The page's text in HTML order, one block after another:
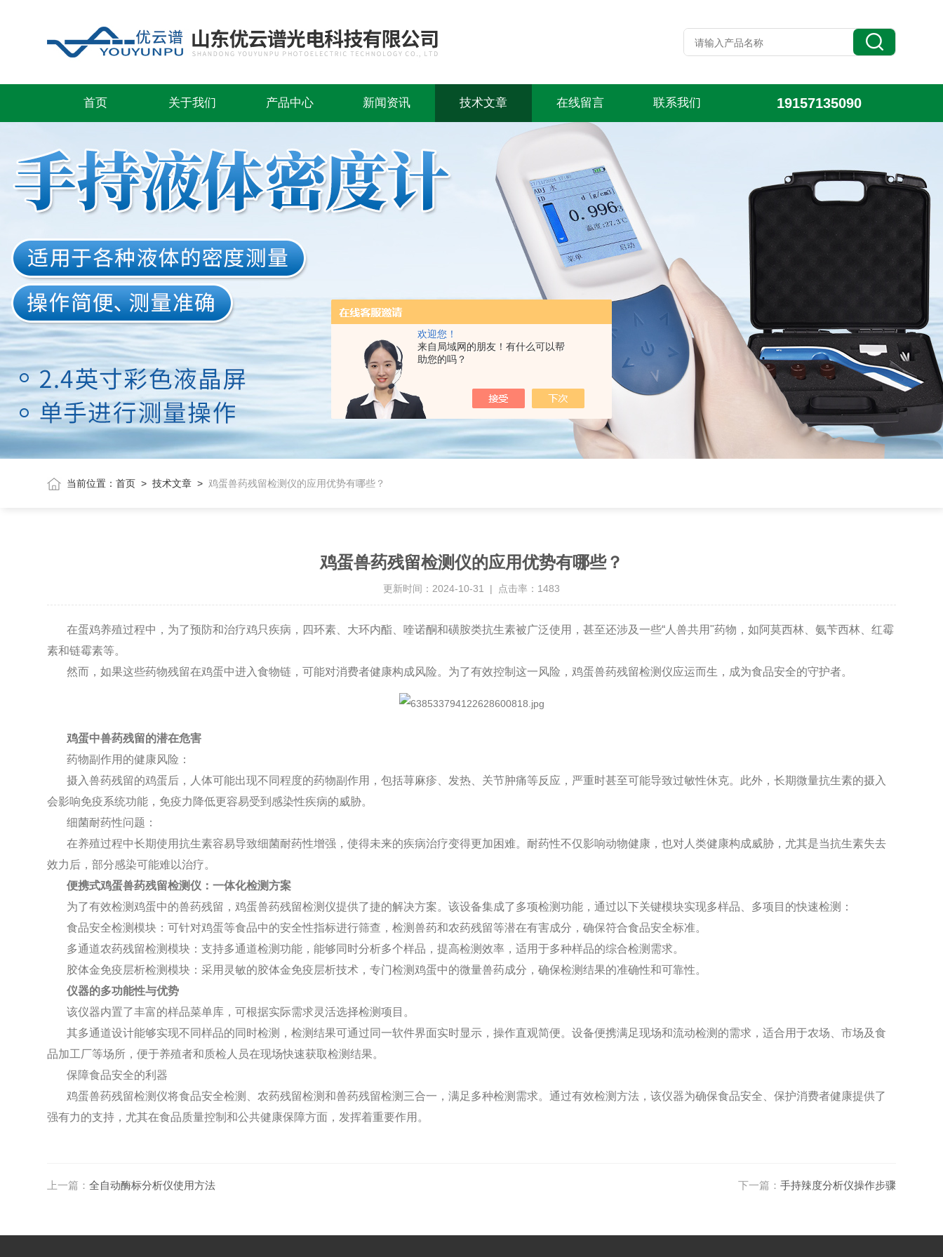
欢迎您！
来自局域网的朋友！有什么可以帮
助您的吗？
首页 关于我们 产品中心 新闻资讯 技术文章 在线留言 联系我们 19157135090
当前位置：首页 >技术文章 > 鸡蛋兽药残留检测仪的应用优势有哪些？
鸡蛋兽药残留检测仪的应用优势有哪些？
更新时间：2024-10-31 | 点击率：1483
在蛋鸡养殖过程中，为了预防和治疗鸡只疾病，四环素、大环内酯、喹诺酮和磺胺类抗生素被广泛使用，甚至还涉及一些“人兽共用"药物，如阿莫西林、氨苄西林、红霉
素和链霉素等。
然而，如果这些药物残留在鸡蛋中进入食物链，可能对消费者健康构成风险。为了有效控制这一风险，鸡蛋兽药残留检测仪应运而生，成为食品安全的守护者。
鸡蛋中兽药残留的潜在危害
药物副作用的健康风险：
摄入兽药残留的鸡蛋后，人体可能出现不同程度的药物副作用，包括荨麻疹、发热、关节肿痛等反应，严重时甚至可能导致过敏性休克。此外，长期微量抗生素的摄入
会影响免疫系统功能，免疫力降低更容易受到感染性疾病的威胁。
细菌耐药性问题：
在养殖过程中长期使用抗生素容易导致细菌耐药性增强，使得未来的疾病治疗变得更加困难。耐药性不仅影响动物健康，也对人类健康构成威胁，尤其是当抗生素失去
效力后，部分感染可能难以治疗。
便携式鸡蛋兽药残留检测仪：一体化检测方案
为了有效检测鸡蛋中的兽药残留，鸡蛋兽药残留检测仪提供了捷的解决方案。该设备集成了多项检测功能，通过以下关键模块实现多样品、多项目的快速检测：
食品安全检测模块：可针对鸡蛋等食品中的安全性指标进行筛查，检测兽药和农药残留等潜在有害成分，确保符合食品安全标准。
多通道农药残留检测模块：支持多通道检测功能，能够同时分析多个样品，提高检测效率，适用于多种样品的综合检测需求。
胶体金免疫层析检测模块：采用灵敏的胶体金免疫层析技术，专门检测鸡蛋中的微量兽药成分，确保检测结果的准确性和可靠性。
仪器的多功能性与优势
该仪器内置了丰富的样品菜单库，可根据实际需求灵活选择检测项目。
其多通道设计能够实现不同样品的同时检测，检测结果可通过同一软件界面实时显示，操作直观简便。设备便携满足现场和流动检测的需求，适合用于农场、市场及食
品加工厂等场所，便于养殖者和质检人员在现场快速获取检测结果。
保障食品安全的利器
鸡蛋兽药残留检测仪将食品安全检测、农药残留检测和兽药残留检测三合一，满足多种检测需求。通过有效检测方法，该仪器为确保食品安全、保护消费者健康提供了
强有力的支持，尤其在食品质量控制和公共健康保障方面，发挥着重要作用。
上一篇：全自动酶标分析仪使用方法 下一篇： 手持辣度分析仪操作步骤